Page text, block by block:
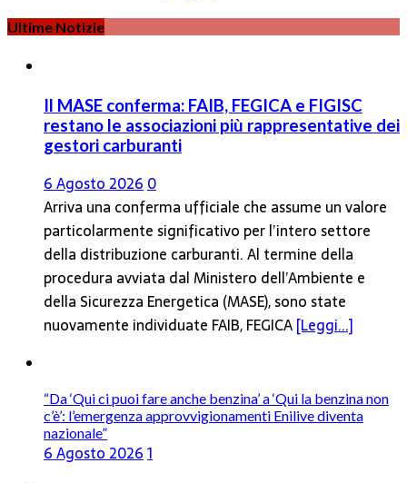
Ultime Notizie
Il MASE conferma: FAIB, FEGICA e FIGISC
restano le associazioni più rappresentative dei
gestori carburanti
6 Agosto 20260
Arriva una conferma ufficiale che assume un valore
particolarmente significativo per l’intero settore
della distribuzione carburanti. Al termine della
procedura avviata dal Ministero dell’Ambiente e
della Sicurezza Energetica (MASE), sono state
nuovamente individuate FAIB, FEGICA[Leggi...]
“Da ‘Qui ci puoi fare anche benzina’ a ‘Qui la benzina non
c’è’: l’emergenza approvvigionamenti Enilive diventa
nazionale”
6 Agosto 20261